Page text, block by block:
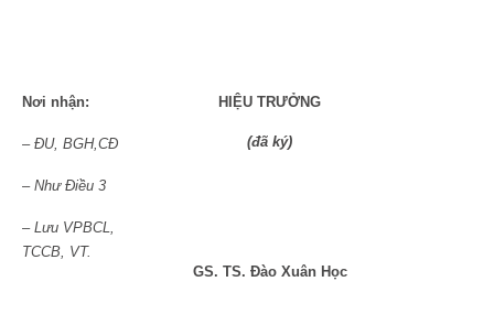
Nơi nhận: HIỆU TRƯỞNG
– ĐU, BGH,CĐ
– Như Điều 3
(đã ký)
– Lưu VPBCL,
TCCB, VT.
GS. TS. Đào Xuân Học